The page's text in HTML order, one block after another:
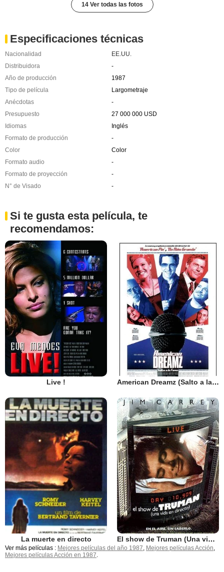
14 Ver todas las fotos
Especificaciones técnicas
Nacionalidad
EE.UU.
Distribuidora
-
Año de producción
1987
Tipo de película
Largometraje
Anécdotas
-
Presupuesto
27 000 000 USD
Idiomas
Inglés
Formato de producción
-
Color
Color
Formato audio
-
Formato de proyección
-
N° de Visado
-
Si te gusta esta película, te
recomendamos:
Live ! American Dreamz (Salto a la fama)
La muerte en directo El show de Truman (Una vida en directo)
Ver más películas : Mejores películas del año 1987, Mejores películas Acción,
Mejores películas Acción en 1987.